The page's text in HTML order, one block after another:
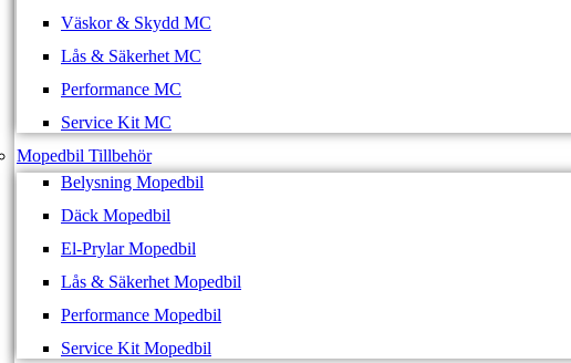
Väskor & Skydd MC
Lås & Säkerhet MC
Performance MC
Service Kit MC
Mopedbil Tillbehör
Belysning Mopedbil
Däck Mopedbil
El-Prylar Mopedbil
Lås & Säkerhet Mopedbil
Performance Mopedbil
Service Kit Mopedbil